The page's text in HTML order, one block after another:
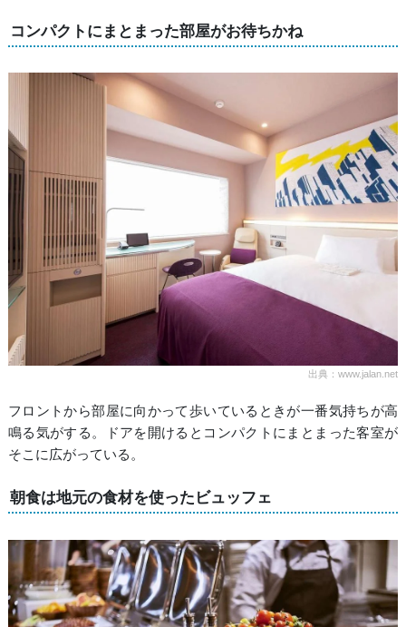
コンパクトにまとまった部屋がお待ちかね
出典：www.jalan.net
フロントから部屋に向かって歩いているときが一番気持ちが高
鳴る気がする。ドアを開けるとコンパクトにまとまった客室が
そこに広がっている。
朝食は地元の食材を使ったビュッフェ